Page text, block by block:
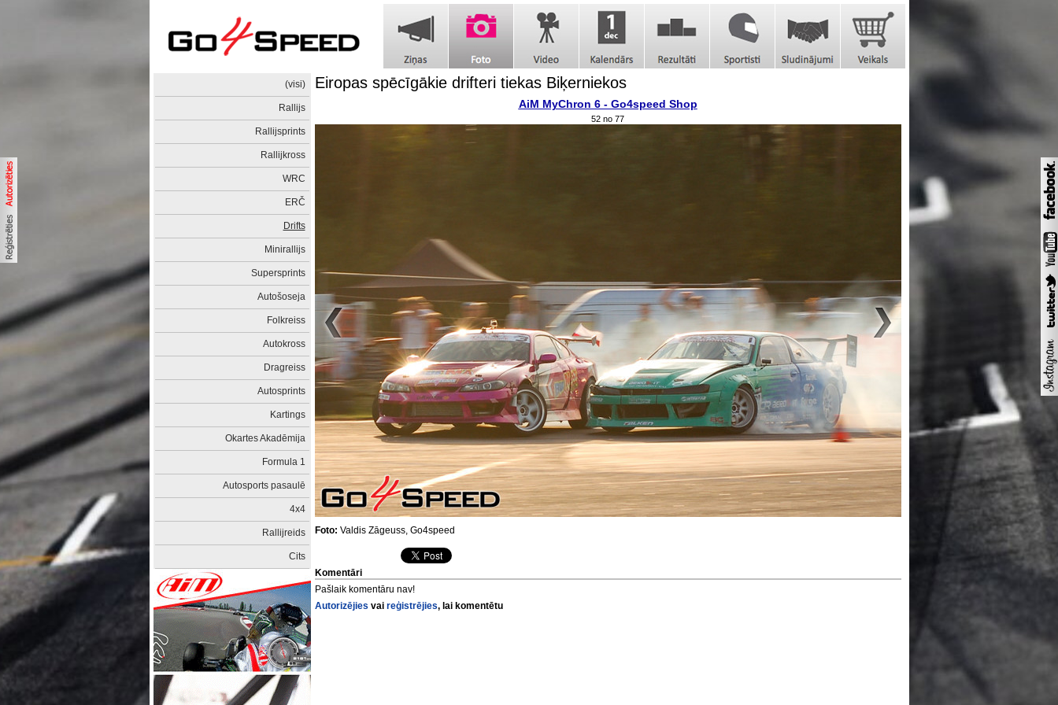
(visi)
Rallijs
Rallijsprints
Rallijkross
WRC
ERČ
Drifts
Minirallijs
Supersprints
Autošoseja
Folkreiss
Autokross
Dragreiss
Autosprints
Kartings
Okartes Akadēmija
Formula 1
Autosports pasaulē
4x4
Rallijreids
Cits
Eiropas spēcīgākie drifteri tiekas Biķerniekos
AiM MyChron 6 - Go4speed Shop
52 no 77
Foto: Valdis Zāgeuss, Go4speed
Komentāri
Pašlaik komentāru nav!
Autorizējies vai reģistrējies, lai komentētu